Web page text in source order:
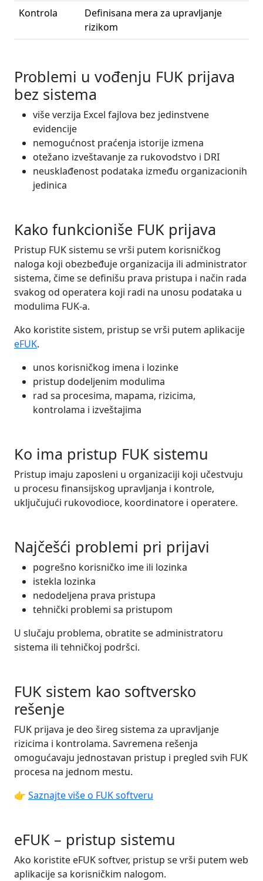
Kontrola
Definisana mera za upravljanje
rizikom
Problemi u vođenju FUK prijava
bez sistema
više verzija Excel fajlova bez jedinstvene
evidencije
nemogućnost praćenja istorije izmena
otežano izveštavanje za rukovodstvo i DRI
neusklađenost podataka između organizacionih
jedinica
Kako funkcioniše FUK prijava
Pristup FUK sistemu se vrši putem korisničkog
naloga koji obezbeđuje organizacija ili administrator
sistema, čime se definišu prava pristupa i način rada
svakog od operatera koji radi na unosu podataka u
modulima FUK-a.
Ako koristite sistem, pristup se vrši putem aplikacije
eFUK.
unos korisničkog imena i lozinke
pristup dodeljenim modulima
rad sa procesima, mapama, rizicima,
kontrolama i izveštajima
Ko ima pristup FUK sistemu
Pristup imaju zaposleni u organizaciji koji učestvuju
u procesu finansijskog upravljanja i kontrole,
uključujući rukovodioce, koordinatore i operatere.
Najčešći problemi pri prijavi
pogrešno korisničko ime ili lozinka
istekla lozinka
nedodeljena prava pristupa
tehnički problemi sa pristupom
U slučaju problema, obratite se administratoru
sistema ili tehničkoj podršci.
FUK sistem kao softversko
rešenje
FUK prijava je deo šireg sistema za upravljanje
rizicima i kontrolama. Savremena rešenja
omogućavaju jednostavan pristup i pregled svih FUK
procesa na jednom mestu.
👉 Saznajte više o FUK softveru
eFUK – pristup sistemu
Ako koristite eFUK softver, pristup se vrši putem web
aplikacije sa korisničkim nalogom.